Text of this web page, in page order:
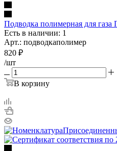
Подводка полимерная для газа
Есть в наличии: 1
Арт.: подводкаполимер
820 ₽
/шт
В корзину